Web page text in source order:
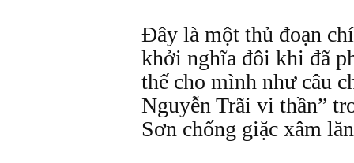
Đây là một thủ đoạn
khởi nghĩa đôi khi đã
thế cho mình như câu
Nguyễn Trãi vi thần”
Sơn chống giặc xâm